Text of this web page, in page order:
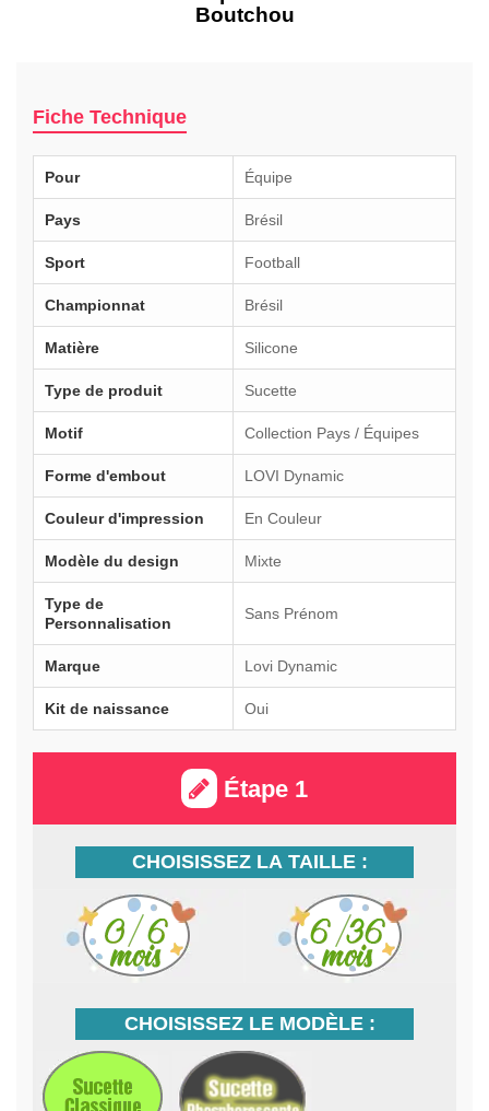
Boutchou
Fiche Technique
Pour Équipe
Pays Brésil
Sport Football
Championnat Brésil
Matière Silicone
Type de produit Sucette
Motif Collection Pays / Équipes
Forme d'embout LOVI Dynamic
Couleur d'impression En Couleur
Modèle du design Mixte
Type de
Personnalisation
Sans Prénom
Marque Lovi Dynamic
Kit de naissance Oui
Étape 1
CHOISISSEZ LA TAILLE :
CHOISISSEZ LE MODÈLE :